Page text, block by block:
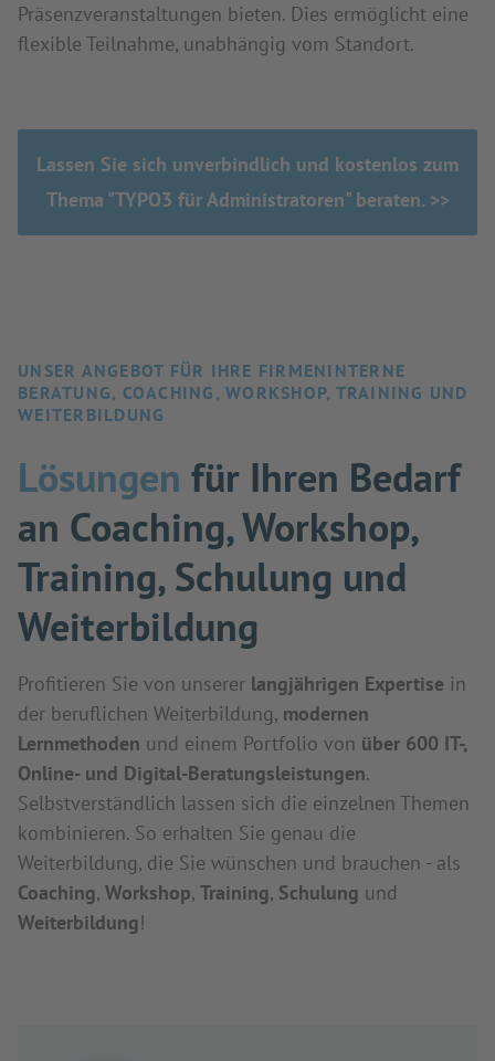
Präsenzveranstaltungen bieten. Dies ermöglicht eine
flexible Teilnahme, unabhängig vom Standort.
Lassen Sie sich unverbindlich und kostenlos zum
Thema "TYPO3 für Administratoren" beraten. >>
UNSER ANGEBOT FÜR IHRE FIRMENINTERNE
BERATUNG, COACHING, WORKSHOP, TRAINING UND
WEITERBILDUNG
Lösungen für Ihren Bedarf
an Coaching, Workshop,
Training, Schulung und
Weiterbildung
Profitieren Sie von unserer langjährigen Expertise in
der beruflichen Weiterbildung, modernen
Lernmethoden und einem Portfolio von über 600 IT-,
Online- und Digital-Beratungsleistungen.
Selbstverständlich lassen sich die einzelnen Themen
kombinieren. So erhalten Sie genau die
Weiterbildung, die Sie wünschen und brauchen - als
Coaching, Workshop, Training, Schulung und
Weiterbildung!